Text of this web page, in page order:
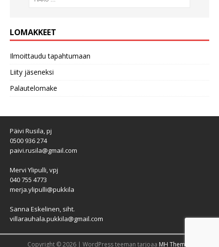
LOMAKKEET
Ilmoittaudu tapahtumaan
Liity jäseneksi
Palautelomake
Päivi Rusila, pj
0500 936 274
paivi.rusila@gmail.com
Mervi Ylipulli, vpj
040 755 4773
merja.ylipulli@pukkila
Sanna Eskelinen, siht.
villarauhala.pukkila@gmail.com
Copyright © 2026 | WordPress teeman tarjoaa MH Themes